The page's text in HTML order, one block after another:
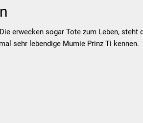
erwecken sogar Tote zum Leben,
sehr lebendige Mumie Prinz Ti kennen.